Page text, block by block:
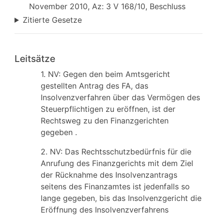
November 2010, Az: 3 V 168/10, Beschluss
Zitierte Gesetze
Leitsätze
1. NV: Gegen den beim Amtsgericht
gestellten Antrag des FA, das
Insolvenzverfahren über das Vermögen des
Steuerpflichtigen zu eröffnen, ist der
Rechtsweg zu den Finanzgerichten
gegeben .
2. NV: Das Rechtsschutzbedürfnis für die
Anrufung des Finanzgerichts mit dem Ziel
der Rücknahme des Insolvenzantrags
seitens des Finanzamtes ist jedenfalls so
lange gegeben, bis das Insolvenzgericht die
Eröffnung des Insolvenzverfahrens